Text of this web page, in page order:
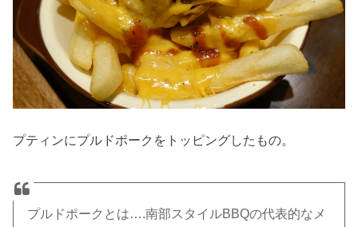
プティンにプルドポークをトッピングしたもの。
プルドポークとは….南部スタイルBBQの代表的なメ